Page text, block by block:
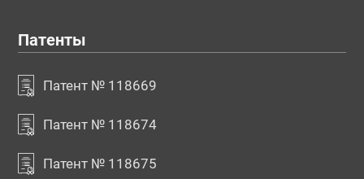
Патенты
Патент № 118669
Патент № 118674
Патент № 118675